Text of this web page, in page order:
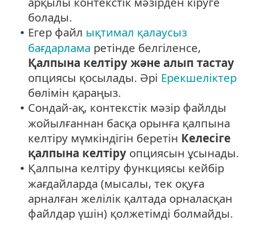
болады.
• Егер файл ықтимал қалаусыз
бағдарлама ретінде белгіленсе,
Қалпына келтіру және алып тастау
опциясы қосылады. Әрі Ерекшеліктер
бөлімін қараңыз.
• Сондай-ақ, контекстік мәзір файлды
жойылғаннан басқа орынға қалпына
келтіру мүмкіндігін беретін Келесіге
қалпына келтіру опциясын ұсынады.
• Қалпына келтіру функциясы кейбір
жағдайларда (мысалы, тек оқуға
арналған желілік қалтада орналасқан
файлдар үшін) қолжетімді болмайды.